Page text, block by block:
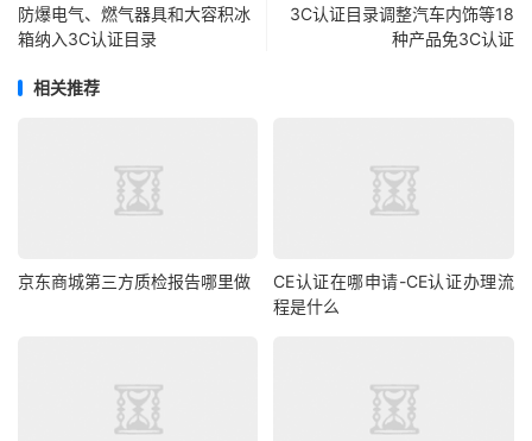
防爆电气、燃气器具和大容积冰
箱纳入3C认证目录
3C认证目录调整汽车内饰等18
种产品免3C认证
相关推荐
京东商城第三方质检报告哪里做
CE认证在哪申请-CE认证办理流
程是什么